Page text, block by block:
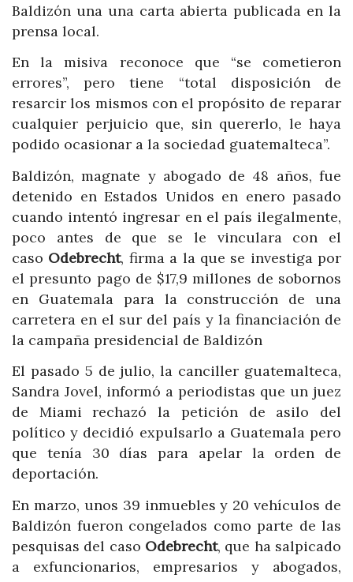
Baldizón una una carta abierta publicada en la
prensa local.
En la misiva reconoce que “se cometieron
errores”, pero tiene “total disposición de
resarcir los mismos con el propósito de reparar
cualquier perjuicio que, sin quererlo, le haya
podido ocasionar a la sociedad guatemalteca”.
Baldizón, magnate y abogado de 48 años, fue
detenido en Estados Unidos en enero pasado
cuando intentó ingresar en el país ilegalmente,
poco antes de que se le vinculara con el
caso Odebrecht, firma a la que se investiga por
el presunto pago de $17,9 millones de sobornos
en Guatemala para la construcción de una
carretera en el sur del país y la financiación de
la campaña presidencial de Baldizón
El pasado 5 de julio, la canciller guatemalteca,
Sandra Jovel, informó a periodistas que un juez
de Miami rechazó la petición de asilo del
político y decidió expulsarlo a Guatemala pero
que tenía 30 días para apelar la orden de
deportación.
En marzo, unos 39 inmuebles y 20 vehículos de
Baldizón fueron congelados como parte de las
pesquisas del caso Odebrecht, que ha salpicado
a exfuncionarios, empresarios y abogados,